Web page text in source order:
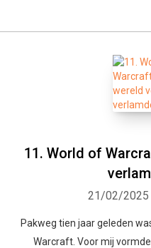
11. World of
21/02/2025
Pakweg tien jaar geleden
Warcraft. Voor mij